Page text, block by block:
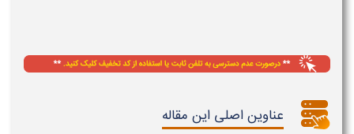
عناوین اصلی این مقاله